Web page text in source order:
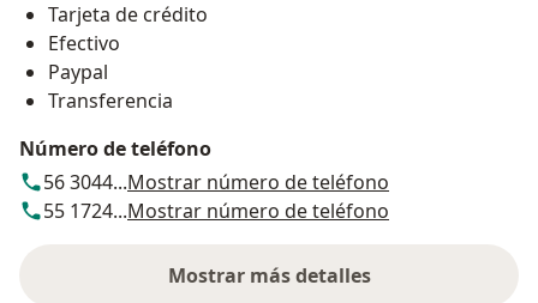
Tarjeta de crédito
Efectivo
Paypal
Transferencia
Número de teléfono
56 3044...Mostrar número de teléfono
55 1724...Mostrar número de teléfono
Mostrar más detalles
sobre la dirección